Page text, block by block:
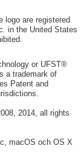
logo are registered
in the United States
or UFST®
a trademark of
Patent and
2014, all rights
macOS och OS X